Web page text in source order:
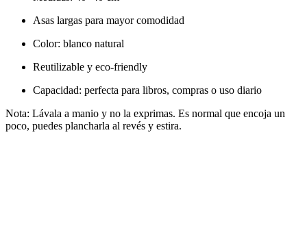
Asas largas para mayor comodidad
Color: blanco natural
Reutilizable y eco-friendly
Capacidad: perfecta para libros, compras o uso diario
Nota: Lávala a manio y no la exprimas. Es normal que encoja un
poco, puedes plancharla al revés y estira.